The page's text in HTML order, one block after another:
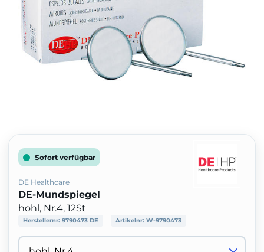
Sofort verfügbar
DE Healthcare
DE-Mundspiegel
hohl, Nr.4, 12St
Herstellernr: 9790473 DE Artikelnr: W-9790473